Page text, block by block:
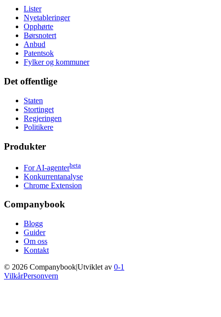
Lister
Nyetableringer
Opphørte
Børsnotert
Anbud
Patentsok
Fylker og kommuner
Det offentlige
Staten
Stortinget
Regjeringen
Politikere
Produkter
For AI-agenterbeta
Konkurrentanalyse
Chrome Extension
Companybook
Blogg
Guider
Om oss
Kontakt
© 2026 Companybook|Utviklet av 0-1
VilkårPersonvern